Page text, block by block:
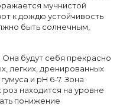
мучнистой
к дождю устойчивость
быть солнечным,
будут себя прекрасно
легких, дренированных
и pH 6-7. Зона
находится на уровне
понижение